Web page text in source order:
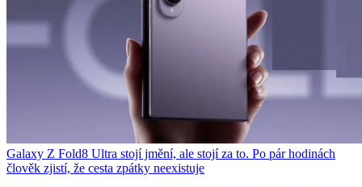
Galaxy Z Fold8 Ultra stojí jmění, ale stojí za to. Po pár hodinách
člověk zjistí, že cesta zpátky neexistuje